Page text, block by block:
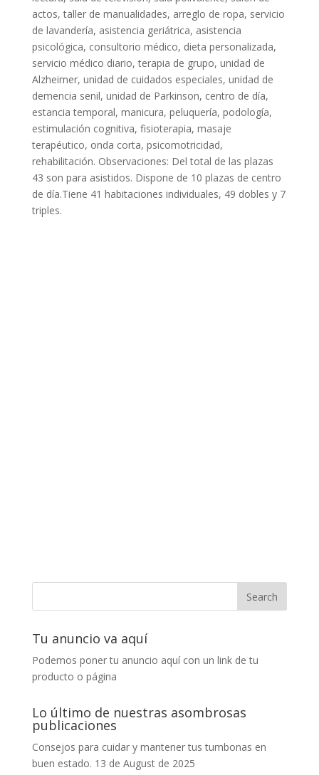
actos, taller de manualidades, arreglo de ropa, servicio
de lavandería, asistencia geriátrica, asistencia
psicológica, consultorio médico, dieta personalizada,
servicio médico diario, terapia de grupo, unidad de
Alzheimer, unidad de cuidados especiales, unidad de
demencia senil, unidad de Parkinson, centro de día,
estancia temporal, manicura, peluquería, podología,
estimulación cognitiva, fisioterapia, masaje
terapéutico, onda corta, psicomotricidad,
rehabilitación. Observaciones: Del total de las plazas
43 son para asistidos. Dispone de 10 plazas de centro
de día.Tiene 41 habitaciones individuales, 49 dobles y 7
triples.
Tu anuncio va aquí
Podemos poner tu anuncio aquí con un link de tu
producto o página
Lo último de nuestras asombrosas
publicaciones
Consejos para cuidar y mantener tus tumbonas en
buen estado. 13 de August de 2025